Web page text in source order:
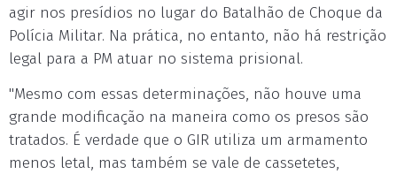
agir nos presídios no lugar do Batalhão de Choque da
Polícia Militar. Na prática, no entanto, não há restrição
legal para a PM atuar no sistema prisional.
"Mesmo com essas determinações, não houve uma
grande modificação na maneira como os presos são
tratados. É verdade que o GIR utiliza um armamento
menos letal, mas também se vale de cassetetes,